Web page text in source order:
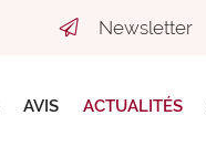
Newsletter
AVIS ACTUALITÉS